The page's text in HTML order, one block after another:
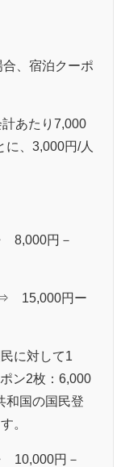
、宿泊クーポ
あたり 7,000
、 3,000円/人
8,000円－
15,000円ー
に対して1
ン2枚： 6,000
和国の国民登
。
10,000円－